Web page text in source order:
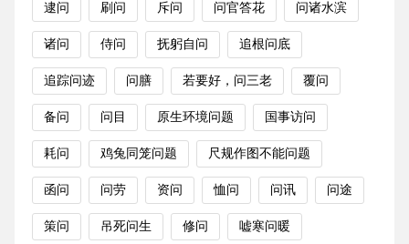
逮问 刷问 斥问 问官答花 问诸水滨
诸问 侍问 抚躬自问 追根问底
追踪问迹 问膳 若要好，问三老 覆问
备问 问目 原生环境问题 国事访问
耗问 鸡兔同笼问题 尺规作图不能问题
函问 问劳 资问 恤问 问讯 问途
策问 吊死问生 修问 嘘寒问暖